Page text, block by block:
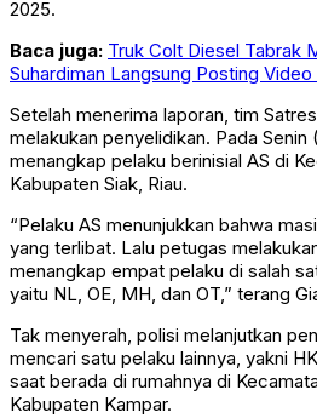
2025.
Baca juga: Truk Colt Diesel Tabrak
Suhardiman Langsung Posting Video
Setelah menerima laporan, tim
melakukan penyelidikan. Pada
menangkap pelaku berinisial AS di
Kabupaten Siak, Riau.
“Pelaku AS menunjukkan bahwa
yang terlibat. Lalu petugas
menangkap empat pelaku di salah
yaitu NL, OE, MH, dan OT,” terang
Tak menyerah, polisi melanjutkan
mencari satu pelaku lainnya, yakni
saat berada di rumahnya di
Kabupaten Kampar.